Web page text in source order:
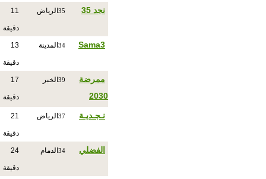
نجد 35 35 الرياض 11
دقيقة
Sama3
34 المدينة 13
دقيقة
ممرضة
2030
39 الخبر 17
دقيقة
نـجـديـة 37 الرياض 21
دقيقة
الفضلي 34 الدمام 24
دقيقة